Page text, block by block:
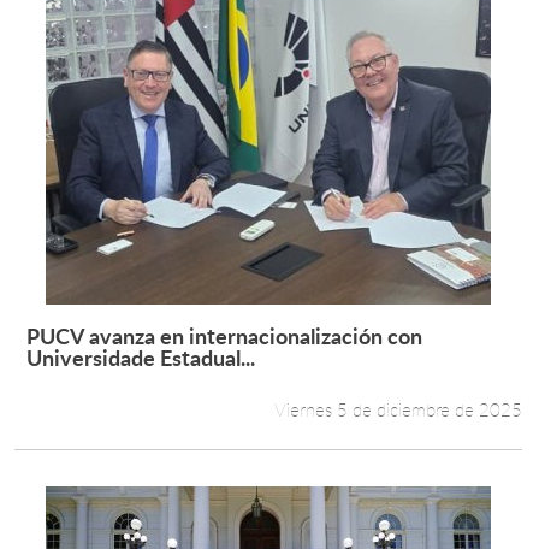
English
Leer más +
PUCV avanza en internacionalización con
Universidade Estadual...
Viernes 5 de diciembre de 2025